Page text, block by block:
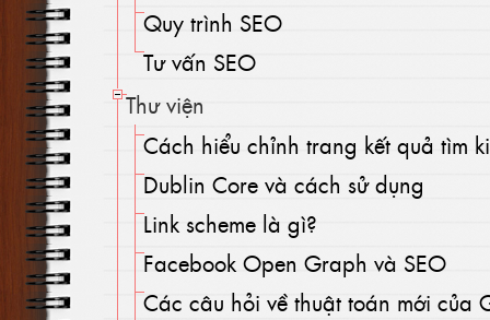
Quy trình SEO
Tư vấn SEO
Thư viện
Cách hiểu chỉnh trang kết quả tìm
Dublin Core và cách sử dụng
Link scheme là gì?
Facebook Open Graph và SEO
Các câu hỏi về thuật toán mới của